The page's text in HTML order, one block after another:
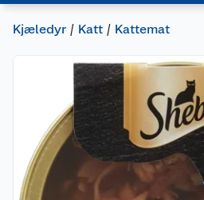
Kjæledyr Katt Kattemat